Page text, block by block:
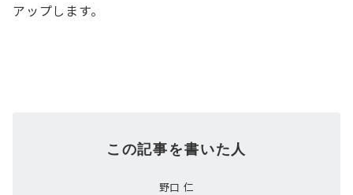
アップします。
この記事を書いた人
野口 仁